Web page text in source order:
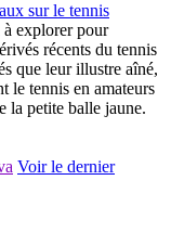
sur le tennis
à explorer pour
récents du tennis
que leur illustre aîné,
le tennis en amateurs
la petite balle jaune.
Voir le dernier